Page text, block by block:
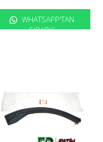
WHATSAPP'TAN
SIPARIŞ